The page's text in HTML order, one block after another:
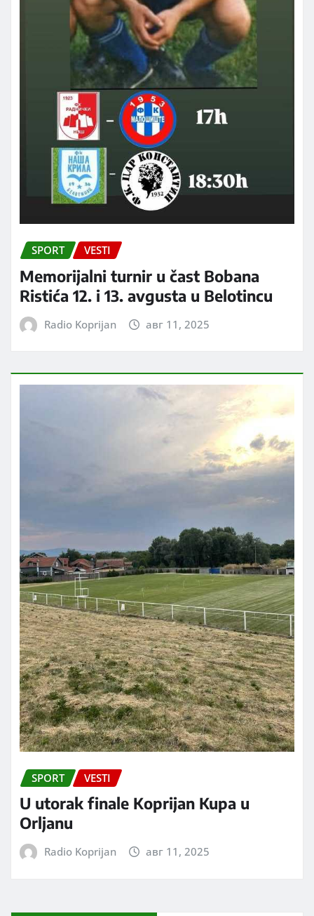
SPORT VESTI
Memorijalni turnir u čast Bobana
Ristića 12. i 13. avgusta u Belotincu
Radio Koprijan авг 11, 2025
SPORT VESTI
U utorak finale Koprijan Kupa u
Orljanu
Radio Koprijan авг 11, 2025